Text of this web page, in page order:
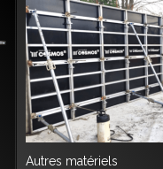
Autres matériels